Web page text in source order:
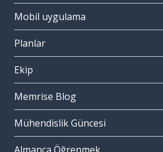
Mobil uygulama
Planlar
Ekip
Memrise Blog
Mühendislik Güncesi